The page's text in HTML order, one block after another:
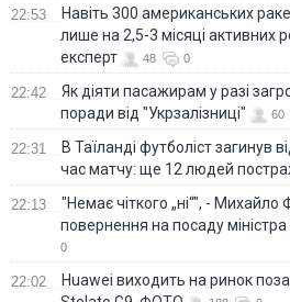
22:53
Навіть 300 американських
лише на 2,5-3 місяці активних
експерт
48 0
22:42
Як діяти пасажирам у разі
поради від "Укрзалізниці"
60
22:31
В Таїланді футболіст загинув
час матчу: ще 12 людей
22:13
"Немає чіткого „ні“", -
повернення на посаду
0
22:02
Huawei виходить на ринок